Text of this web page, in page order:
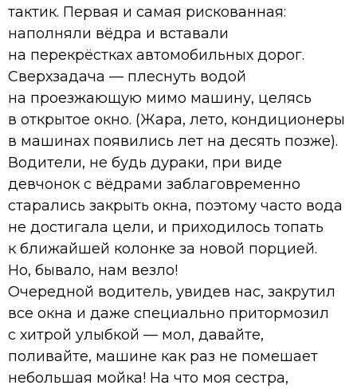
тактик. Первая и самая рискованная:
наполняли вёдра и вставали
на перекрёстках автомобильных дорог.
Сверхзадача — плеснуть водой
на проезжающую мимо машину, целясь
в открытое окно. (Жара, лето, кондиционеры
в машинах появились лет на десять позже).
Водители, не будь дураки, при виде
девчонок с вёдрами заблаговременно
старались закрыть окна, поэтому часто вода
не достигала цели, и приходилось топать
к ближайшей колонке за новой порцией.
Но, бывало, нам везло!
Очередной водитель, увидев нас, закрутил
все окна и даже специально притормозил
с хитрой улыбкой — мол, давайте,
поливайте, машине как раз не помешает
небольшая мойка! На что моя сестра,